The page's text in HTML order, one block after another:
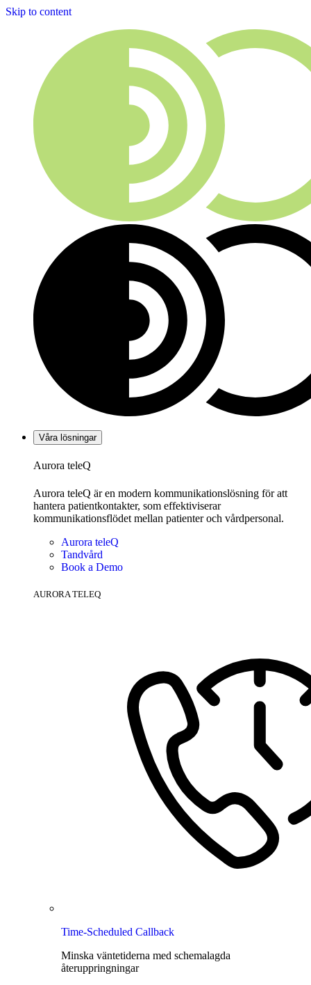
Skip to content
Våra lösningar
Aurora teleQ
Aurora teleQ är en modern kommunikationslösning för att
hantera patientkontakter, som effektiviserar
kommunikationsflödet mellan patienter och vårdpersonal.
Aurora teleQ
Tandvård
Book a Demo
AURORA TELEQ
Time-Scheduled Callback
Minska väntetiderna med schemalagda
återuppringningar